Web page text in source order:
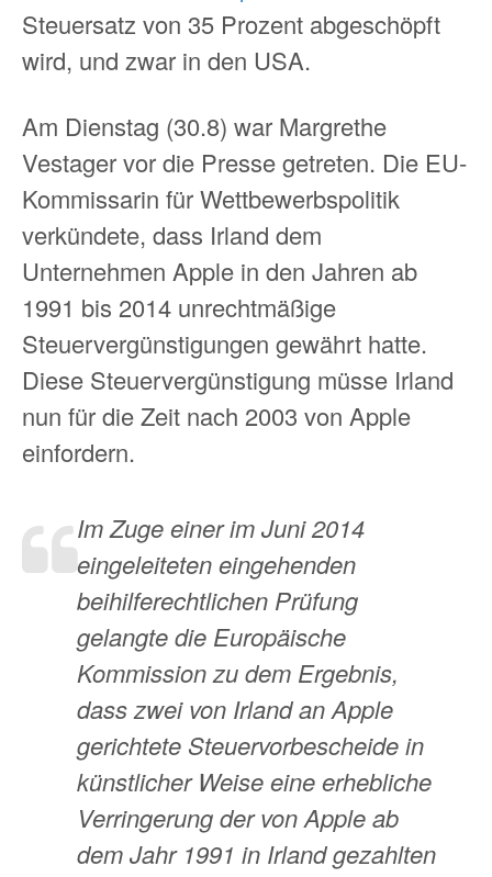
Steuersatz von 35 Prozent abgeschöpft
wird, und zwar in den USA.
Am Dienstag (30.8) war Margrethe
Vestager vor die Presse getreten. Die EU-
Kommissarin für Wettbewerbspolitik
verkündete, dass Irland dem
Unternehmen Apple in den Jahren ab
1991 bis 2014 unrechtmäßige
Steuervergünstigungen gewährt hatte.
Diese Steuervergünstigung müsse Irland
nun für die Zeit nach 2003 von Apple
einfordern.
Im Zuge einer im Juni 2014
eingeleiteten eingehenden
beihilferechtlichen Prüfung
gelangte die Europäische
Kommission zu dem Ergebnis,
dass zwei von Irland an Apple
gerichtete Steuervorbescheide in
künstlicher Weise eine erhebliche
Verringerung der von Apple ab
dem Jahr 1991 in Irland gezahlten